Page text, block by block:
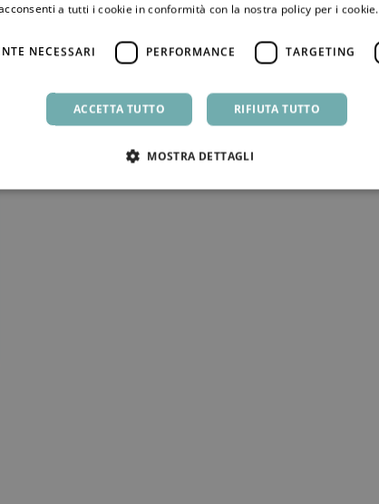
a tutti i cookie in conformità con la nostra policy per i cookie.
NECESSARI PERFORMANCE TARGETING
ACCETTA TUTTO RIFIUTA TUTTO
MOSTRA DETTAGLI